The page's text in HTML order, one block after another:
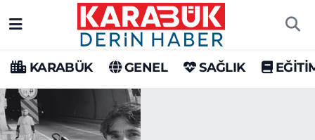
KARABÜK GENEL SAĞLIK
Karabük Hava Durumu
Karabük Trafik Yoğunluk Haritası